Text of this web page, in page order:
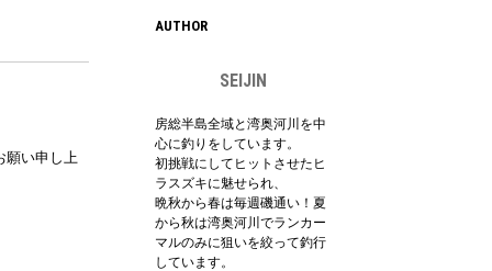
AUTHOR
SEIJIN
房総半島全域と湾奥河川を中
心に釣りをしています。
初挑戦にしてヒットさせたヒ
ラスズキに魅せられ、
晩秋から春は毎週磯通い！夏
から秋は湾奥河川でランカー
マルのみに狙いを絞って釣行
しています。
願い申し上